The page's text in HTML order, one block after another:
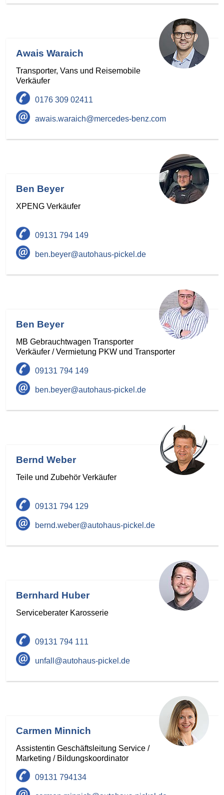
Awais Waraich
Transporter, Vans und Reisemobile
Verkäufer
0176 309 02411
awais.waraich@mercedes-benz.com
Ben Beyer
XPENG Verkäufer
09131 794 149
ben.beyer@autohaus-pickel.de
Ben Beyer
MB Gebrauchtwagen Transporter
Verkäufer / Vermietung PKW und Transporter
09131 794 149
ben.beyer@autohaus-pickel.de
Bernd Weber
Teile und Zubehör Verkäufer
09131 794 129
bernd.weber@autohaus-pickel.de
Bernhard Huber
Serviceberater Karosserie
09131 794 111
unfall@autohaus-pickel.de
Carmen Minnich
Assistentin Geschäftsleitung Service /
Marketing / Bildungskoordinator
09131 794134